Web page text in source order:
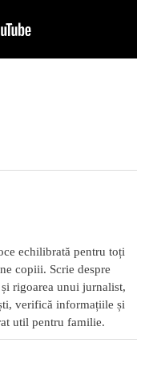
echilibrată pentru toți
copiii. Scrie despre
rigoarea unui jurnalist,
verifică informațiile și
util pentru familie.